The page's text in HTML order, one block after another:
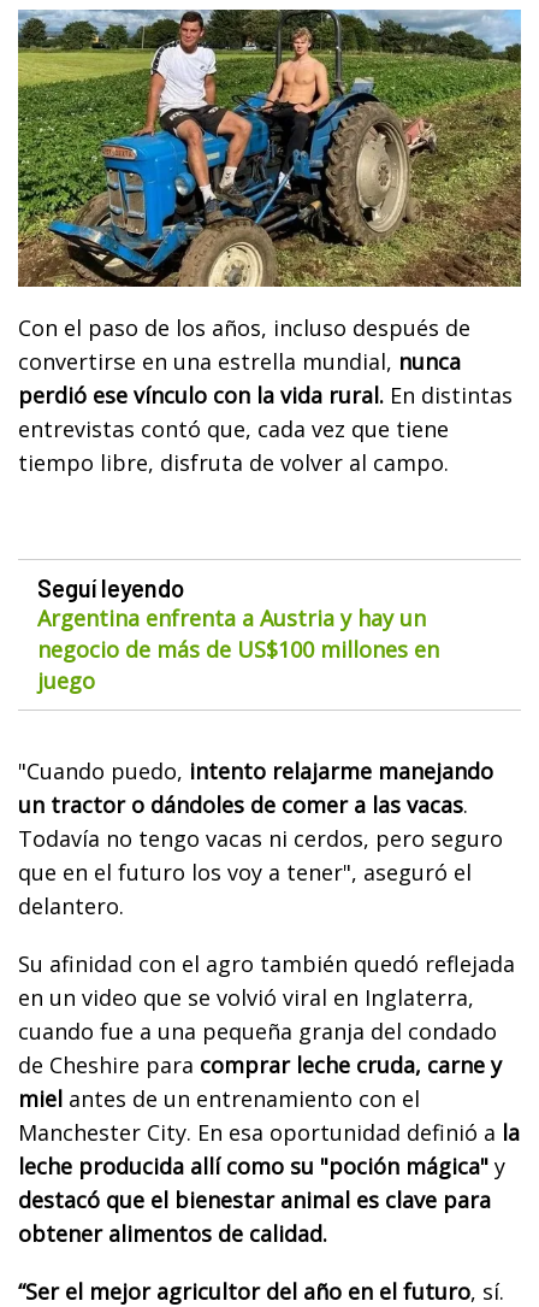
Con el paso de los años, incluso después de
convertirse en una estrella mundial, nunca
perdió ese vínculo con la vida rural. En distintas
entrevistas contó que, cada vez que tiene
tiempo libre, disfruta de volver al campo.
Seguí leyendo
Argentina enfrenta a Austria y hay un
negocio de más de US$100 millones en
juego
"Cuando puedo, intento relajarme manejando
un tractor o dándoles de comer a las vacas.
Todavía no tengo vacas ni cerdos, pero seguro
que en el futuro los voy a tener", aseguró el
delantero.
Su afinidad con el agro también quedó reflejada
en un video que se volvió viral en Inglaterra,
cuando fue a una pequeña granja del condado
de Cheshire para comprar leche cruda, carne y
miel antes de un entrenamiento con el
Manchester City. En esa oportunidad definió a la
leche producida allí como su "poción mágica" y
destacó que el bienestar animal es clave para
obtener alimentos de calidad.
“Ser el mejor agricultor del año en el futuro, sí.